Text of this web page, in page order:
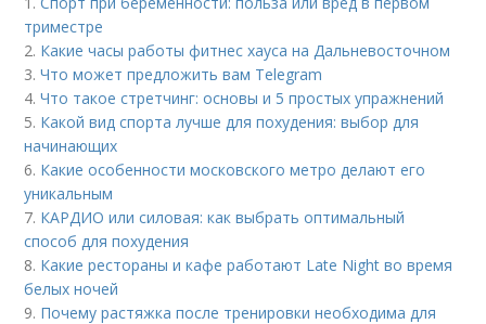
триместре
2. Какие часы работы фитнес хауса на Дальневосточном
3.Что может предложить вам Telegram
4.Что такое стретчинг: основы и 5 простых упражнений
5. Какой вид спорта лучше для похудения: выбор для
начинающих
6. Какие особенности московского метро делают его
уникальным
7. КАРДИО или силовая: как выбрать оптимальный
способ для похудения
8. Какие рестораны и кафе работают Late Night во время
белых ночей
9. Почему растяжка после тренировки необходима для